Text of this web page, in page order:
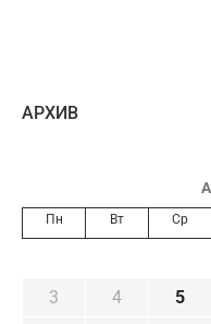
AРХИВ
Пн Вт Ср
3
4 5